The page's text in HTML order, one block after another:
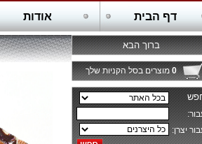
דף הבית אודות
ברוך הבא
0 מוצרים בסל הקניות שלך